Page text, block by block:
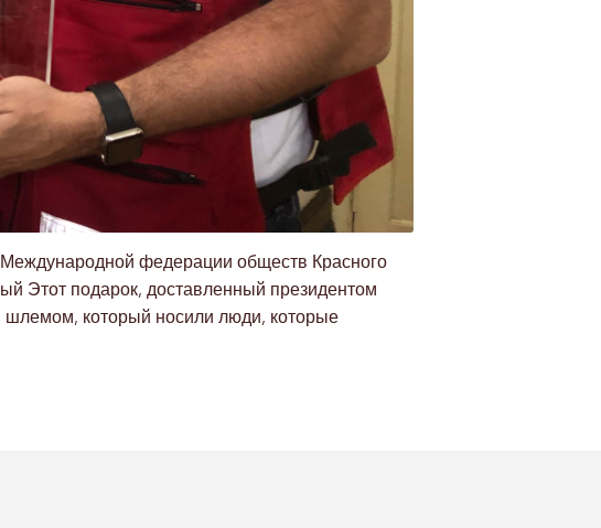
Международной федерации обществ Красного
Этот подарок, доставленный президентом
шлемом, который носили люди, которые